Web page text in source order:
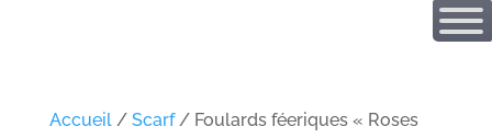
Accueil/ Scarf/ Foulards féeriques « Roses